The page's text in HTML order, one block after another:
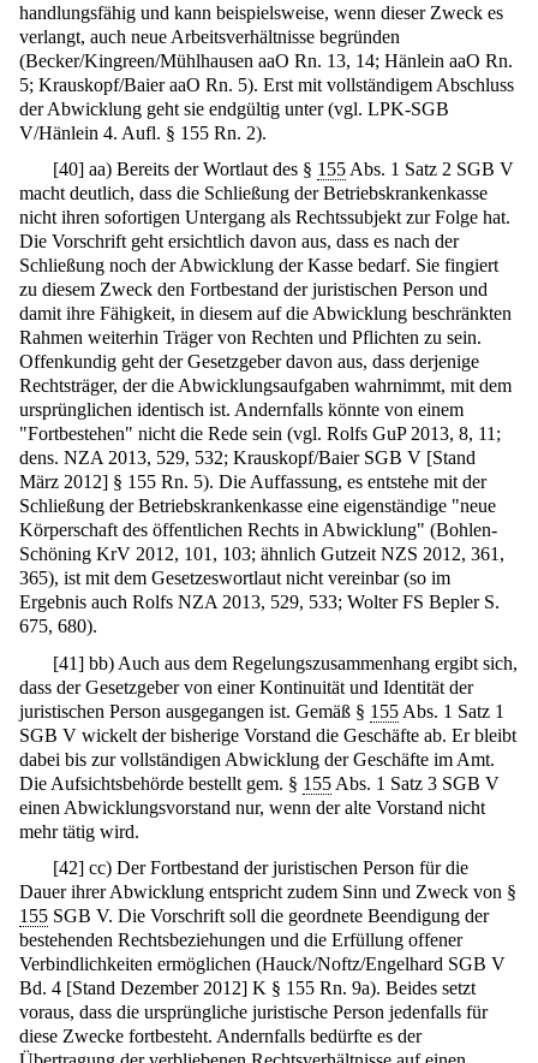
handlungsfähig und kann beispielsweise, wenn dieser Zweck es
verlangt, auch neue Arbeitsverhältnisse begründen
(Becker/Kingreen/Mühlhausen aaO Rn. 13, 14; Hänlein aaO Rn.
5; Krauskopf/Baier aaO Rn. 5). Erst mit vollständigem Abschluss
der Abwicklung geht sie endgültig unter (vgl. LPK-SGB
V/Hänlein 4. Aufl. § 155 Rn. 2).
[40] aa) Bereits der Wortlaut des § 155 Abs. 1 Satz 2 SGB V
macht deutlich, dass die Schließung der Betriebskrankenkasse
nicht ihren sofortigen Untergang als Rechtssubjekt zur Folge hat.
Die Vorschrift geht ersichtlich davon aus, dass es nach der
Schließung noch der Abwicklung der Kasse bedarf. Sie fingiert
zu diesem Zweck den Fortbestand der juristischen Person und
damit ihre Fähigkeit, in diesem auf die Abwicklung beschränkten
Rahmen weiterhin Träger von Rechten und Pflichten zu sein.
Offenkundig geht der Gesetzgeber davon aus, dass derjenige
Rechtsträger, der die Abwicklungsaufgaben wahrnimmt, mit dem
ursprünglichen identisch ist. Andernfalls könnte von einem
"Fortbestehen" nicht die Rede sein (vgl. Rolfs GuP 2013, 8, 11;
dens. NZA 2013, 529, 532; Krauskopf/Baier SGB V [Stand
März 2012] § 155 Rn. 5). Die Auffassung, es entstehe mit der
Schließung der Betriebskrankenkasse eine eigenständige "neue
Körperschaft des öffentlichen Rechts in Abwicklung" (Bohlen-
Schöning KrV 2012, 101, 103; ähnlich Gutzeit NZS 2012, 361,
365), ist mit dem Gesetzeswortlaut nicht vereinbar (so im
Ergebnis auch Rolfs NZA 2013, 529, 533; Wolter FS Bepler S.
675, 680).
[41] bb) Auch aus dem Regelungszusammenhang ergibt sich,
dass der Gesetzgeber von einer Kontinuität und Identität der
juristischen Person ausgegangen ist. Gemäß § 155 Abs. 1 Satz 1
SGB V wickelt der bisherige Vorstand die Geschäfte ab. Er bleibt
dabei bis zur vollständigen Abwicklung der Geschäfte im Amt.
Die Aufsichtsbehörde bestellt gem. § 155 Abs. 1 Satz 3 SGB V
einen Abwicklungsvorstand nur, wenn der alte Vorstand nicht
mehr tätig wird.
[42] cc) Der Fortbestand der juristischen Person für die
Dauer ihrer Abwicklung entspricht zudem Sinn und Zweck von §
155 SGB V. Die Vorschrift soll die geordnete Beendigung der
bestehenden Rechtsbeziehungen und die Erfüllung offener
Verbindlichkeiten ermöglichen (Hauck/Noftz/Engelhard SGB V
Bd. 4 [Stand Dezember 2012] K § 155 Rn. 9a). Beides setzt
voraus, dass die ursprüngliche juristische Person jedenfalls für
diese Zwecke fortbesteht. Andernfalls bedürfte es der